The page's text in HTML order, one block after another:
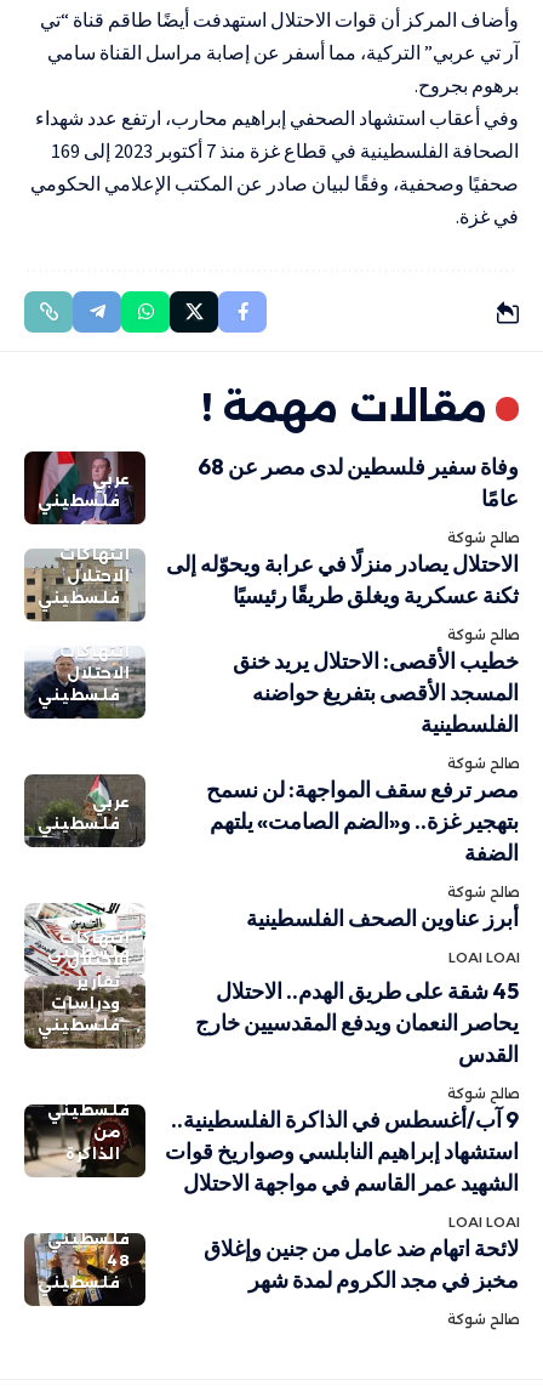
وأضاف المركز أن قوات الاحتلال استهدفت أيضًا طاقم قناة “تي
آر تي عربي” التركية، مما أسفر عن إصابة مراسل القناة سامي
برهوم بجروح.
وفي أعقاب استشهاد الصحفي إبراهيم محارب، ارتفع عدد شهداء
الصحافة الفلسطينية في قطاع غزة منذ 7 أكتوبر 2023 إلى 169
صحفيًا وصحفية، وفقًا لبيان صادر عن المكتب الإعلامي الحكومي
في غزة.
مقالات مهمة !
عربي
فلسطيني
وفاة سفير فلسطين لدى مصر عن 68
عامًا
صالح شوكة
انتهاكات
الاحتلال
فلسطيني
الاحتلال يصادر منزلًا في عرابة ويحوّله إلى
ثكنة عسكرية ويغلق طريقًا رئيسيًا
صالح شوكة
انتهاكات
الاحتلال
فلسطيني
خطيب الأقصى: الاحتلال يريد خنق
المسجد الأقصى بتفريغ حواضنه
الفلسطينية
صالح شوكة
عربي
فلسطيني
مصر ترفع سقف المواجهة: لن نسمح
بتهجير غزة.. و«الضم الصامت» يلتهم
الضفة
صالح شوكة
فلسطيني
أبرز عناوين الصحف الفلسطينية
LOAI LOAI
انتهاكات
الاحتلال
تقارير
ودراسات
فلسطيني
45 شقة على طريق الهدم.. الاحتلال
يحاصر النعمان ويدفع المقدسيين خارج
القدس
صالح شوكة
فلسطيني
من
الذاكرة
9 آب/أغسطس في الذاكرة الفلسطينية..
استشهاد إبراهيم النابلسي وصواريخ قوات
الشهيد عمر القاسم في مواجهة الاحتلال
LOAI LOAI
فلسطيني
48
فلسطيني
لائحة اتهام ضد عامل من جنين وإغلاق
مخبز في مجد الكروم لمدة شهر
صالح شوكة